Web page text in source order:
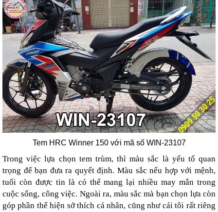
Tem HRC Winner 150 với mã số WIN-23107
Trong việc lựa chọn tem trùm, thì màu sắc là yếu tố quan
trọng để bạn đưa ra quyết định. Màu sắc nếu hợp với mệnh,
tuổi còn được tin là có thể mang lại nhiều may mắn trong
cuộc sống, công việc. Ngoài ra, màu sắc mà bạn chọn lựa còn
góp phần thể hiện sở thích cá nhân, cũng như cái tôi rất riêng